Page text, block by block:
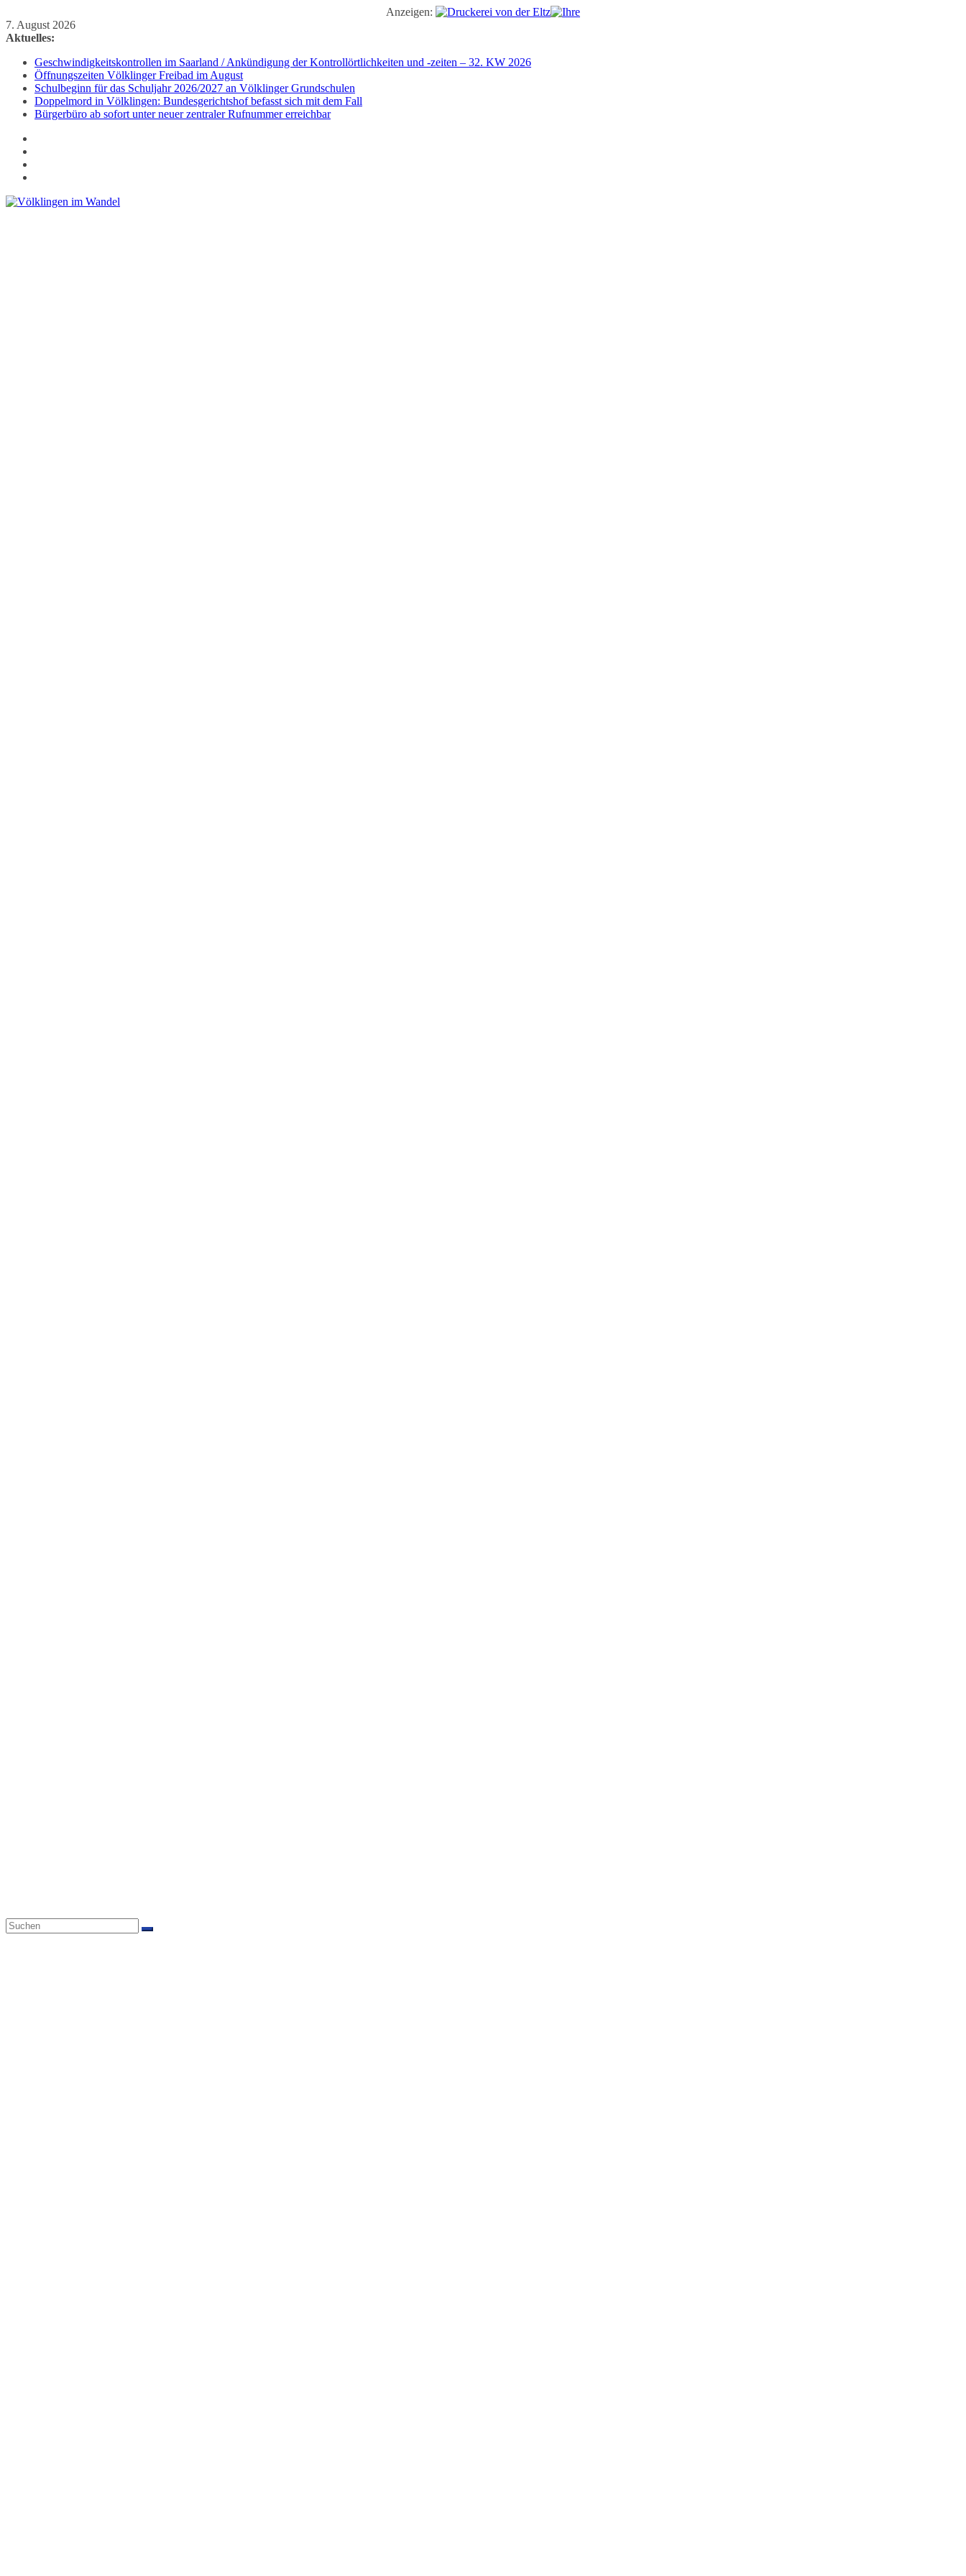
Anzeigen:
Zum
Inhalt
7. August 2026
Aktuelles:
Geschwindigkeitskontrollen im Saarland / Ankündigung der Kontrollörtlichkeiten und -zeiten – 32. KW 2026
Öffnungszeiten Völklinger Freibad im August
Schulbeginn für das Schuljahr 2026/2027 an Völklinger Grundschulen
Doppelmord in Völklingen: Bundesgerichtshof befasst sich mit dem Fall
Bürgerbüro ab sofort unter neuer zentraler Rufnummer erreichbar